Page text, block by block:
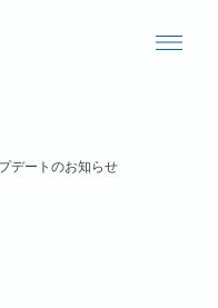
デートのお知らせ